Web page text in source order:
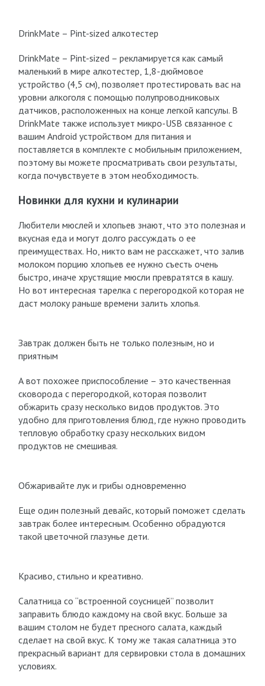
DrinkMate – Pint-sized алкотестер
DrinkMate – Pint-sized – рекламируется как самый
маленький в мире алкотестер, 1,8-дюймовое
устройство (4,5 см), позволяет протестировать вас на
уровни алкоголя с помощью полупроводниковых
датчиков, расположенных на конце легкой капсулы. В
DrinkMate также использует микро-USB связанное с
вашим Android устройством для питания и
поставляется в комплекте с мобильным приложением,
поэтому вы можете просматривать свои результаты,
когда почувствуете в этом необходимость.
Новинки для кухни и кулинарии
Любители мюслей и хлопьев знают, что это полезная и
вкусная еда и могут долго рассуждать о ее
преимуществах. Но, никто вам не расскажет, что залив
молоком порцию хлопьев ее нужно съесть очень
быстро, иначе хрустящие мюсли превратятся в кашу.
Но вот интересная тарелка с перегородкой которая не
даст молоку раньше времени залить хлопья.
Завтрак должен быть не только полезным, но и
приятным
А вот похожее приспособление – это качественная
сковорода с перегородкой, которая позволит
обжарить сразу несколько видов продуктов. Это
удобно для приготовления блюд, где нужно проводить
тепловую обработку сразу нескольких видом
продуктов не смешивая.
Обжаривайте лук и грибы одновременно
Еще один полезный девайс, который поможет сделать
завтрак более интересным. Особенно обрадуются
такой цветочной глазунье дети.
Красиво, стильно и креативно.
Салатница со “встроенной соусницей” позволит
заправить блюдо каждому на свой вкус. Больше за
вашим столом не будет пресного салата, каждый
сделает на свой вкус. К тому же такая салатница это
прекрасный вариант для сервировки стола в домашних
условиях.